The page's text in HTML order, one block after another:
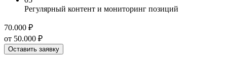
Регулярный контент и мониторинг позиций
70.000 ₽
от 50.000 ₽
Оставить заявку